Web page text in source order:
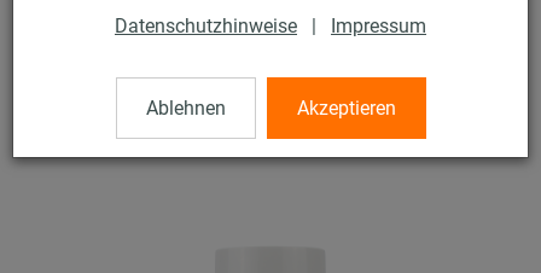
Datenschutzhinweise | Impressum
Ablehnen Akzeptieren
Zinkspray
Zinkspray, Dose à 400 ml